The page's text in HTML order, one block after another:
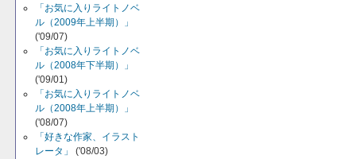
「お気に入りライトノベ
ル（2009年上半期）」
('09/07)
「お気に入りライトノベ
ル（2008年下半期）」
('09/01)
「お気に入りライトノベ
ル（2008年上半期）」
('08/07)
「好きな作家、イラスト
レータ」
('08/03)